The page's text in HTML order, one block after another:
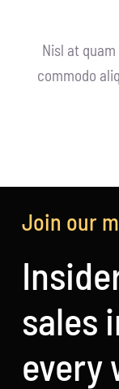
Nisl at
commodo
Join our
sales
every